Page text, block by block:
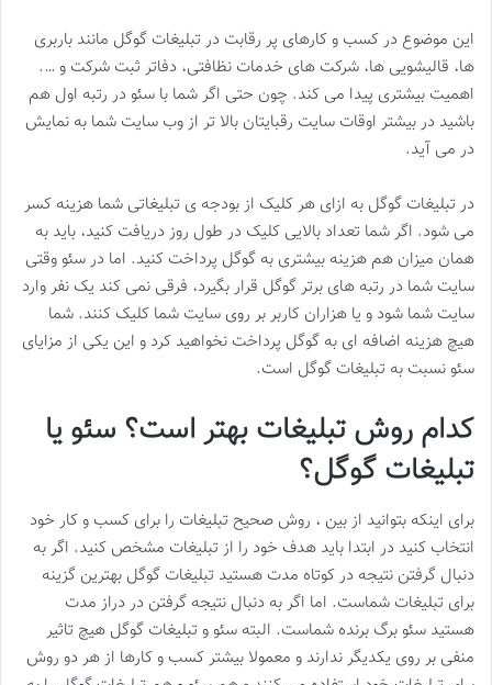
این موضوع در کسب و کارهای پر رقابت در تبلیغات گوگل مانند باربری
ها، قالیشویی ها، شرکت های خدمات نظافتی، دفاتر ثبت شرکت و ….
اهمیت بیشتری پیدا می کند. چون حتی اگر شما با سئو در رتبه اول هم
باشید در بیشتر اوقات سایت رقبایتان بالا تر از وب سایت شما به نمایش
در می آید.
در تبلیغات گوگل به ازای هر کلیک از بودجه ی تبلیغاتی شما هزینه کسر
می شود. اگر شما تعداد بالایی کلیک در طول روز دریافت کنید، باید به
همان میزان هم هزینه بیشتری به گوگل پرداخت کنید. اما در سئو وقتی
سایت شما در رتبه های برتر گوگل قرار بگیرد، فرقی نمی کند یک نفر وارد
سایت شما شود و یا هزاران کاربر بر روی سایت شما کلیک کنند. شما
هیچ هزینه اضافه ای به گوگل پرداخت نخواهید کرد و این یکی از مزایای
سئو نسبت به تبلیغات گوگل است.
کدام روش تبلیغات بهتر است؟ سئو یا
تبلیغات گوگل؟
برای اینکه بتوانید از بین ، روش صحیح تبلیغات را برای کسب و کار خود
انتخاب کنید در ابتدا باید هدف خود را از تبلیغات مشخص کنید. اگر به
دنبال گرفتن نتیجه در کوتاه مدت هستید تبلیغات گوگل بهترین گزینه
برای تبلیغات شماست. اما اگر به دنبال نتیجه گرفتن در دراز مدت
هستید سئو برگ برنده شماست. البته سئو و تبلیغات گوگل هیچ تاثیر
منفی بر روی یکدیگر ندارند و معمولا بیشتر کسب و کارها از هر دو روش